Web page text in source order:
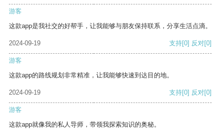
游客
这款app是我社交的好帮手，让我能够与朋友保持联系，分享生活点滴。
2024-09-19 支持[0] 反对[0]
游客
这款app的路线规划非常精准，让我能够快速到达目的地。
2024-09-19 支持[0] 反对[0]
游客
这款app就像我的私人导师，带领我探索知识的奥秘。